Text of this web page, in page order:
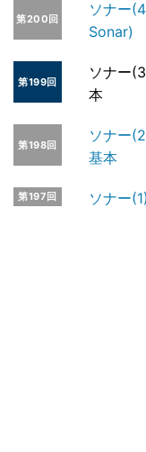
第200回
ソナー
Sonar)
第199回
ソナー
本
第198回
ソナー
基本
第197回 ソナー